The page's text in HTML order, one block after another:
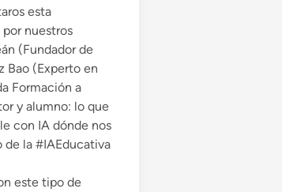
esta
nuestros
(Fundador de
Bao (Experto en
Formación a
y alumno: lo que
con IA dónde nos
de la #IAEducativa
este tipo de